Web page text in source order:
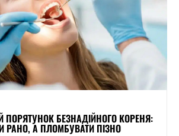
БЕЗНАДІЙНОГО КОРЕНЯ:
РАНО, А ПЛОМБУВАТИ ПІЗНО